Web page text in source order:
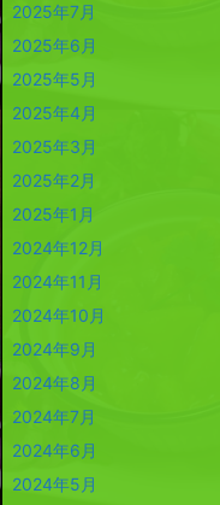
2025年7月
2025年6月
2025年5月
2025年4月
2025年3月
2025年2月
2025年1月
2024年12月
2024年11月
2024年10月
2024年9月
2024年8月
2024年7月
2024年6月
2024年5月